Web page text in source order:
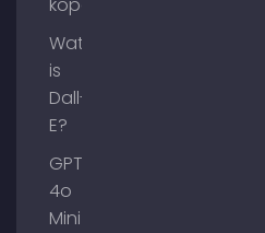
Wat
is
Dall-
E?
GPT-
4o
Mini